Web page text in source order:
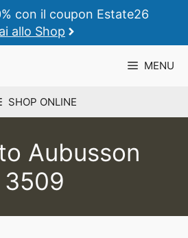
con il coupon Estate26
allo Shop
MENU
SHOP ONLINE
Aubusson
3509